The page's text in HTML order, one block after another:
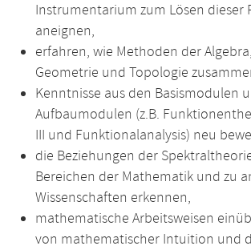
Instrumentarium zum Lösen dieser
aneignen,
erfahren, wie Methoden der
Geometrie und Topologie
Kenntnisse aus den Basismodulen
Aufbaumodulen (z.B.
III und Funktionalanalysis) neu
die Beziehungen der
Bereichen der Mathematik und zu
Wissenschaften erkennen,
mathematische Arbeitsweisen
von mathematischer Intuition und